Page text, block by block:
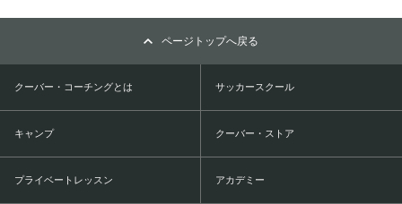
ページトップへ戻る
クーバー・コーチングとは サッカースクール
キャンプ クーバー・ストア
プライベートレッスン アカデミー